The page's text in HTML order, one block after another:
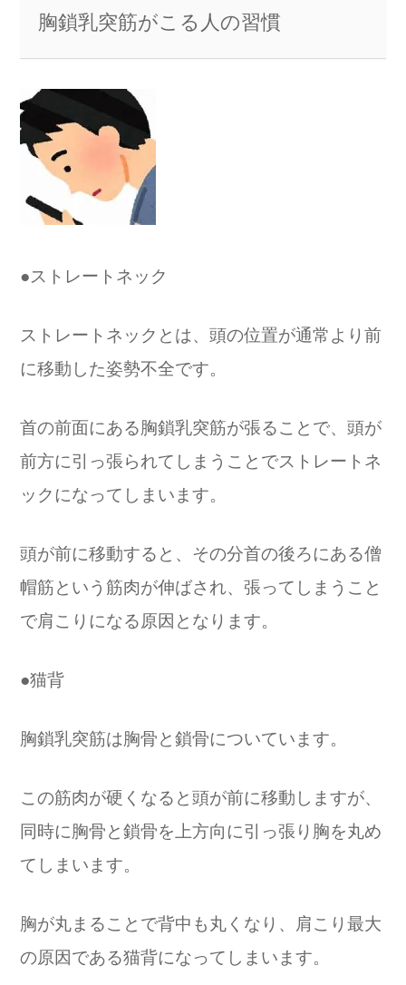
胸鎖乳突筋がこる人の習慣
●ストレートネック
ストレートネックとは、頭の位置が通常より前
に移動した姿勢不全です。
首の前面にある胸鎖乳突筋が張ることで、頭が
前方に引っ張られてしまうことでストレートネ
ックになってしまいます。
頭が前に移動すると、その分首の後ろにある僧
帽筋という筋肉が伸ばされ、張ってしまうこと
で肩こりになる原因となります。
●猫背
胸鎖乳突筋は胸骨と鎖骨についています。
この筋肉が硬くなると頭が前に移動しますが、
同時に胸骨と鎖骨を上方向に引っ張り胸を丸め
てしまいます。
胸が丸まることで背中も丸くなり、肩こり最大
の原因である猫背になってしまいます。